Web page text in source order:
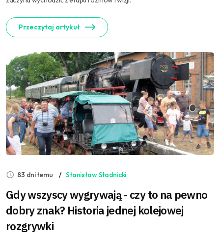
Przeczytaj artykuł
83 dni temu Stanisław Stadnicki
Gdy wszyscy wygrywają - czy to na pewno
dobry znak? Historia jednej kolejowej
rozgrywki